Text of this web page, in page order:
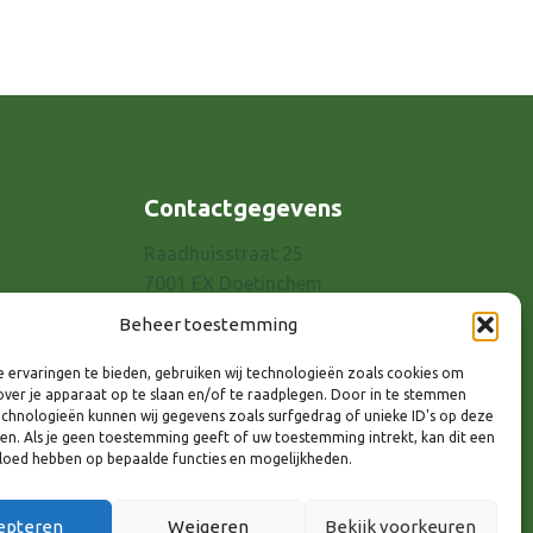
Beheer toestemming
ervaringen te bieden, gebruiken wij technologieën zoals cookies om
je apparaat op te slaan en/of te raadplegen. Door in te stemmen
kunnen wij gegevens zoals surfgedrag of unieke ID's op deze
Als je geen toestemming geeft of uw toestemming intrekt, kan dit een
hebben op bepaalde functies en mogelijkheden.
Weigeren Bekijk voorkeuren
Contactgegevens
E-mail: info@8rhk.nl
Privacyverklaring
Cookieverklaring
Disclaimer